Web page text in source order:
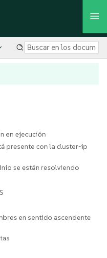
en ejecución
presente con la cluster-ip
se están resolviendo
en sentido ascendente